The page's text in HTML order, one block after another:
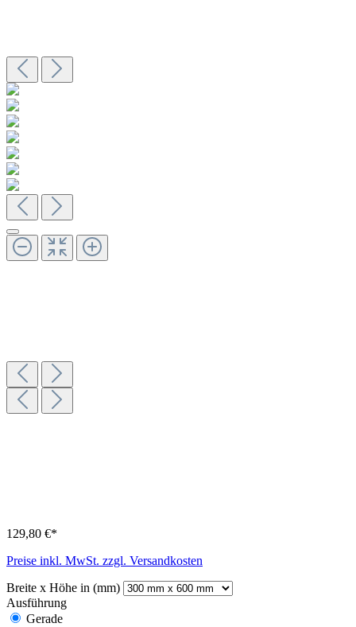
129,80 €*
Preise inkl. MwSt. zzgl. Versandkosten
Breite x Höhe in (mm)
Ausführung
Gerade